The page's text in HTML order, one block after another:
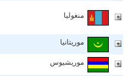
منغوليا
موريتانيا
موريشيوس